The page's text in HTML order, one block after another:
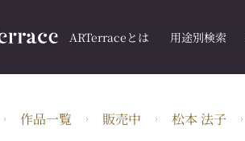
ARTerraceとは 用途別検索
作品一覧 販売中 松本 法子